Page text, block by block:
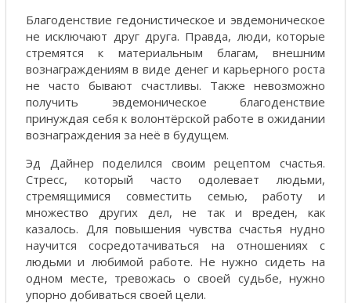
Благоденствие гедонистическое и эвдемоническое
не исключают друг друга. Правда, люди, которые
стремятся к материальным благам, внешним
вознаграждениям в виде денег и карьерного роста
не часто бывают счастливы. Также невозможно
получить эвдемоническое благоденствие
принуждая себя к волонтёрской работе в ожидании
вознаграждения за неё в будущем.
Эд Дайнер поделился своим рецептом счастья.
Стресс, который часто одолевает людьми,
стремящимися совместить семью, работу и
множество других дел, не так и вреден, как
казалось. Для повышения чувства счастья нудно
научится сосредотачиваться на отношениях с
людьми и любимой работе. Не нужно сидеть на
одном месте, тревожась о своей судьбе, нужно
упорно добиваться своей цели.